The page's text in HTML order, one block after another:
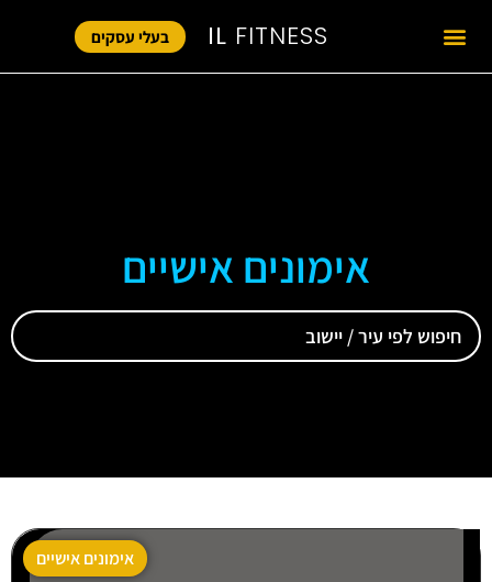
IL FITNESS בעלי עסקים
אימונים אישיים
אימונים אישיים